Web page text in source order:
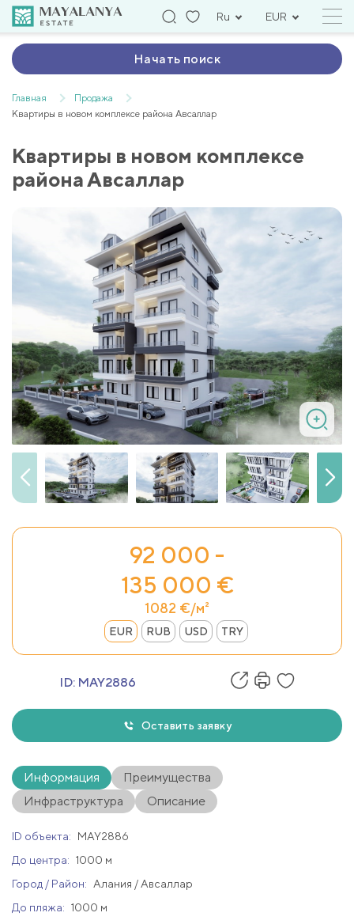
Ru EUR
Начать поиск
Главная
Продажа
Квартиры в новом комплексе района Авсаллар
Квартиры в новом комплексе
района Авсаллар
92 000 -
135 000 €
1082 €/м²
EUR RUB USD TRY
ID: MAY2886
Оставить заявку
Информация
Преимущества
Инфраструктура
Описание
ID объекта:
MAY2886
До центра: 1000 м
Город / Район:
Алания / Авсаллар
До пляжа: 1000 м